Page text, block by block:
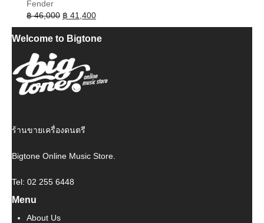
Fender
฿46,000 Original
price
was:
฿ 41,400Current
price
is:
Welcome to Bigtone
ร้านขายเครื่องดนตรี
Bigtone Online Music Store.
Tel: 02 255 6448
Menu
About Us